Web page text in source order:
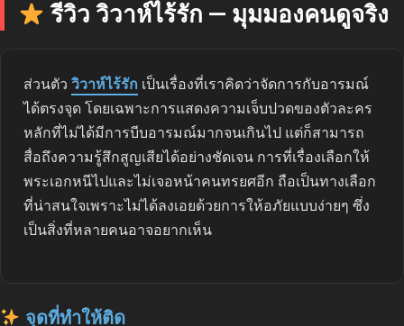
รีวิว วิวาห์ไร้รัก — มุมมองคนดูจริง
ส่วนตัว วิวาห์ไร้รัก เป็นเรื่องที่เราคิดว่าจัดการกับอารมณ์
ได้ตรงจุด โดยเฉพาะการแสดงความเจ็บปวดของตัวละคร
หลักที่ไม่ได้มีการบีบอารมณ์มากจนเกินไป แต่ก็สามารถ
สื่อถึงความรู้สึกสูญเสียได้อย่างชัดเจน การที่เรื่องเลือกให้
พระเอกหนีไปและไม่เจอหน้าคนทรยศอีก ถือเป็นทางเลือก
ที่น่าสนใจเพราะไม่ได้ลงเอยด้วยการให้อภัยแบบง่ายๆ ซึ่ง
เป็นสิ่งที่หลายคนอาจอยากเห็น
จุดที่ทำให้ติด